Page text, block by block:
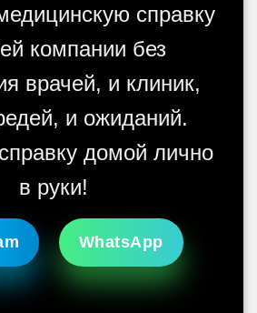
справку
компании без
врачей, и клиник,
и ожиданий.
домой лично
в руки!
WhatsApp